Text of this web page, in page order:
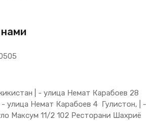
| - улица Немат Карабоев 28
улица Немат Карабоев 4  Гулистон, | -
Максум 11/2 102 Ресторани Шахриё